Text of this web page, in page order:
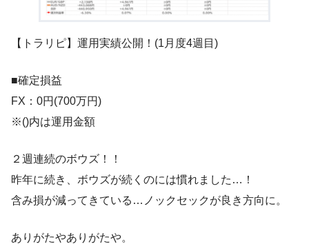
【トラリピ】運用実績公開！(1月度4週目)
■確定損益
FX：0円(700万円)
※()内は運用金額
２週連続のボウズ！！
昨年に続き、ボウズが続くのには慣れました…！
含み損が減ってきている…ノックセックが良き方向に。
ありがたやありがたや。